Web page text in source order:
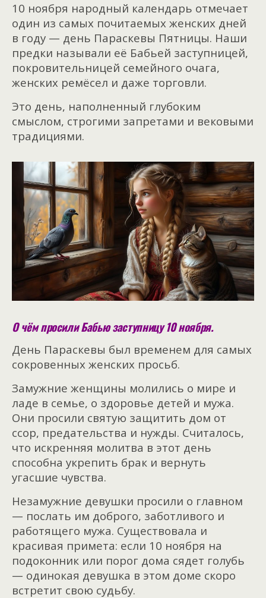
10 ноября народный календарь отмечает
один из самых почитаемых женских дней
в году — день Параскевы Пятницы. Наши
предки называли её Бабьей заступницей,
покровительницей семейного очага,
женских ремёсел и даже торговли.
Это день, наполненный глубоким
смыслом, строгими запретами и вековыми
традициями.
О чём просили Бабью заступницу 10 ноября.
День Параскевы был временем для самых
сокровенных женских просьб.
Замужние женщины молились о мире и
ладе в семье, о здоровье детей и мужа.
Они просили святую защитить дом от
ссор, предательства и нужды. Считалось,
что искренняя молитва в этот день
способна укрепить брак и вернуть
угасшие чувства.
Незамужние девушки просили о главном
— послать им доброго, заботливого и
работящего мужа. Существовала и
красивая примета: если 10 ноября на
подоконник или порог дома сядет голубь
— одинокая девушка в этом доме скоро
встретит свою судьбу.